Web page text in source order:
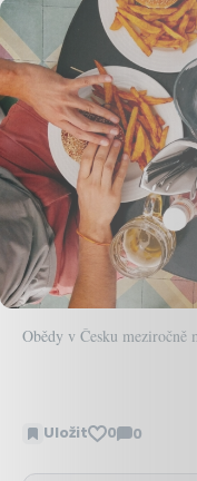
Obědy v Česku meziročně
Uložit 0 0
Zobrazit